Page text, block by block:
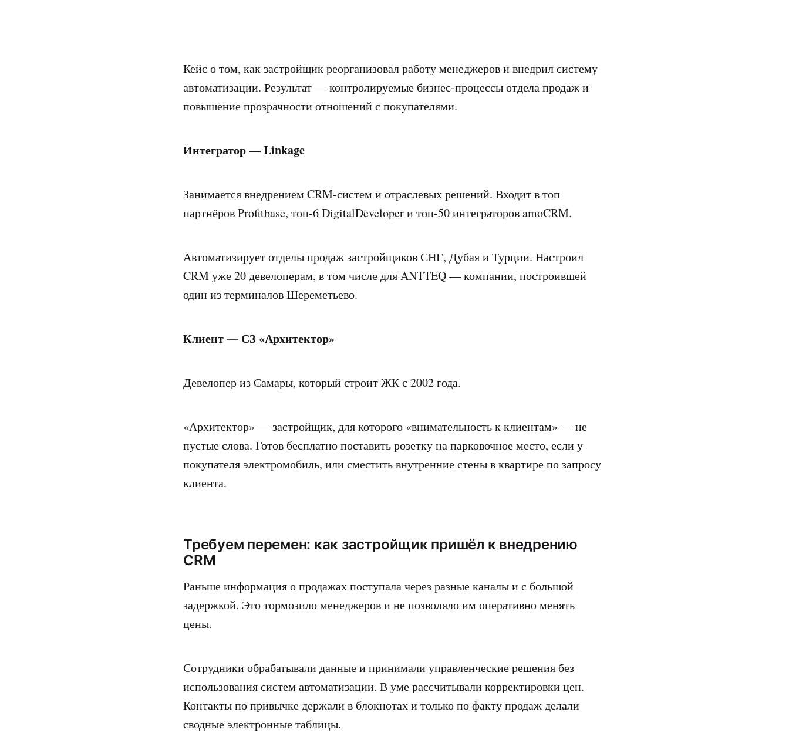
Кейс о том, как застройщик реорганизовал работу менеджеров и внедрил систему
автоматизации. Результат — контролируемые бизнес-процессы отдела продаж и
повышение прозрачности отношений с покупателями.
Интегратор — Linkage
Занимается внедрением CRM-систем и отраслевых решений. Входит в топ
партнёров Profitbase, топ-6 DigitalDeveloper и топ-50 интеграторов amoCRM.
Автоматизирует отделы продаж застройщиков СНГ, Дубая и Турции. Настроил
CRM уже 20 девелоперам, в том числе для ANTTEQ — компании, построившей
один из терминалов Шереметьево.
Клиент — СЗ «Архитектор»
Девелопер из Самары, который строит ЖК с 2002 года.
«Архитектор» — застройщик, для которого «внимательность к клиентам» — не
пустые слова. Готов бесплатно поставить розетку на парковочное место, если у
покупателя электромобиль, или сместить внутренние стены в квартире по запросу
клиента.
Требуем перемен: как застройщик пришёл к внедрению
CRM
Раньше информация о продажах поступала через разные каналы и с большой
задержкой. Это тормозило менеджеров и не позволяло им оперативно менять
цены.
Сотрудники обрабатывали данные и принимали управленческие решения без
использования систем автоматизации. В уме рассчитывали корректировки цен.
Контакты по привычке держали в блокнотах и только по факту продаж делали
сводные электронные таблицы.